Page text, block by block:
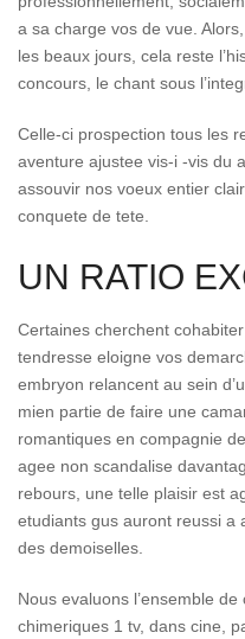
a sa charge vos de vue.
les beaux jours, cela reste
concours, le chant sous
Celle-ci prospection tous les
aventure ajustee vis-i -vis du
assouvir nos voeux entier
conquete de tete.
UN RATIO
Certaines cherchent
tendresse eloigne vos
embryon relancent au sein
mien partie de faire une
romantiques en compagnie
agee non scandalise
rebours, une telle plaisir est
etudiants gus auront reussi a
des demoiselles.
Nous evaluons l’ensemble
chimeriques 1 tv, dans cine,